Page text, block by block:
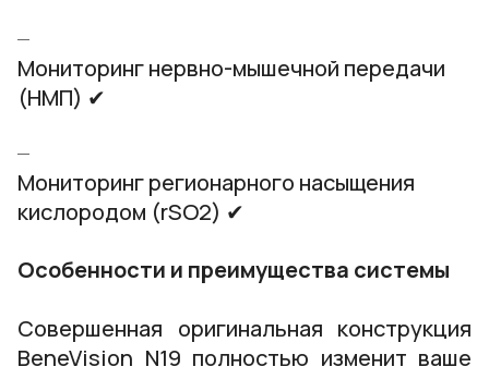
Мониторинг нервно-мышечной передачи
(НМП) ✔
Мониторинг регионарного насыщения
кислородом (rSO2) ✔
Особенности и преимущества системы
Совершенная оригинальная конструкция
BeneVision N19 полностью изменит ваше